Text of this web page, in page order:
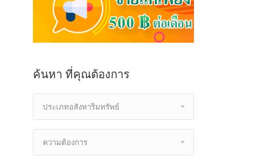
ค้นหา ที่คุณต้องการ
ประเภทอสังหาริมทรัพย์
ความต้องการ